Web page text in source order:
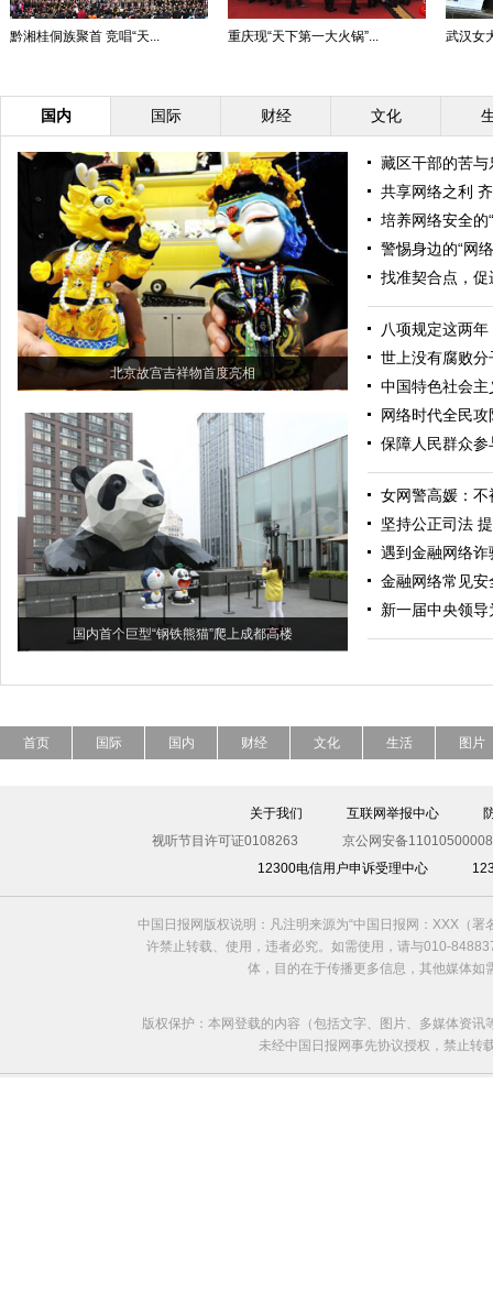
黔湘桂侗族聚首 竞唱“天... 重庆现“天下第一大火锅”... 武汉女
国内 国际 财经 文化
北京故宫吉祥物首度亮相
国内首个巨型“钢铁熊猫”爬上成都高楼
藏区干部的苦与
共享网络之利
培养网络安全的
警惕身边的“网
找准契合点，
八项规定这两年
世上没有腐败分
中国特色社会
网络时代全民攻
保障人民群众参
女网警高媛：
坚持公正司法
遇到金融网络诈
金融网络常见安
新一届中央领导
首页 国际 国内 财经 文化 生活 图片
关于我们 互联网举报中心
视听节目许可证0108263
京公网安备
12300电信用户申诉受理中心
中国日报网版权说明：凡注明来源为“中国日报网：XXX（
许禁止转载、使用，违者必究。如需使用，请与010-
体，目的在于传播更多信息，其他媒体
版权保护：本网登载的内容（包括文字、图片、多媒体资
未经中国日报网事先协议授权，禁止转